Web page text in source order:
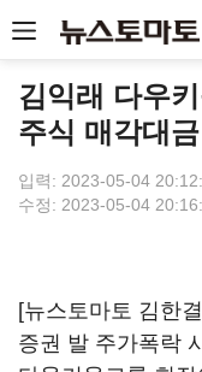
김익래 다우
주식 매각대
입력: 2023-05-04
수정: 2023-05-04
[뉴스토마토 김한
증권 발 주가폭락